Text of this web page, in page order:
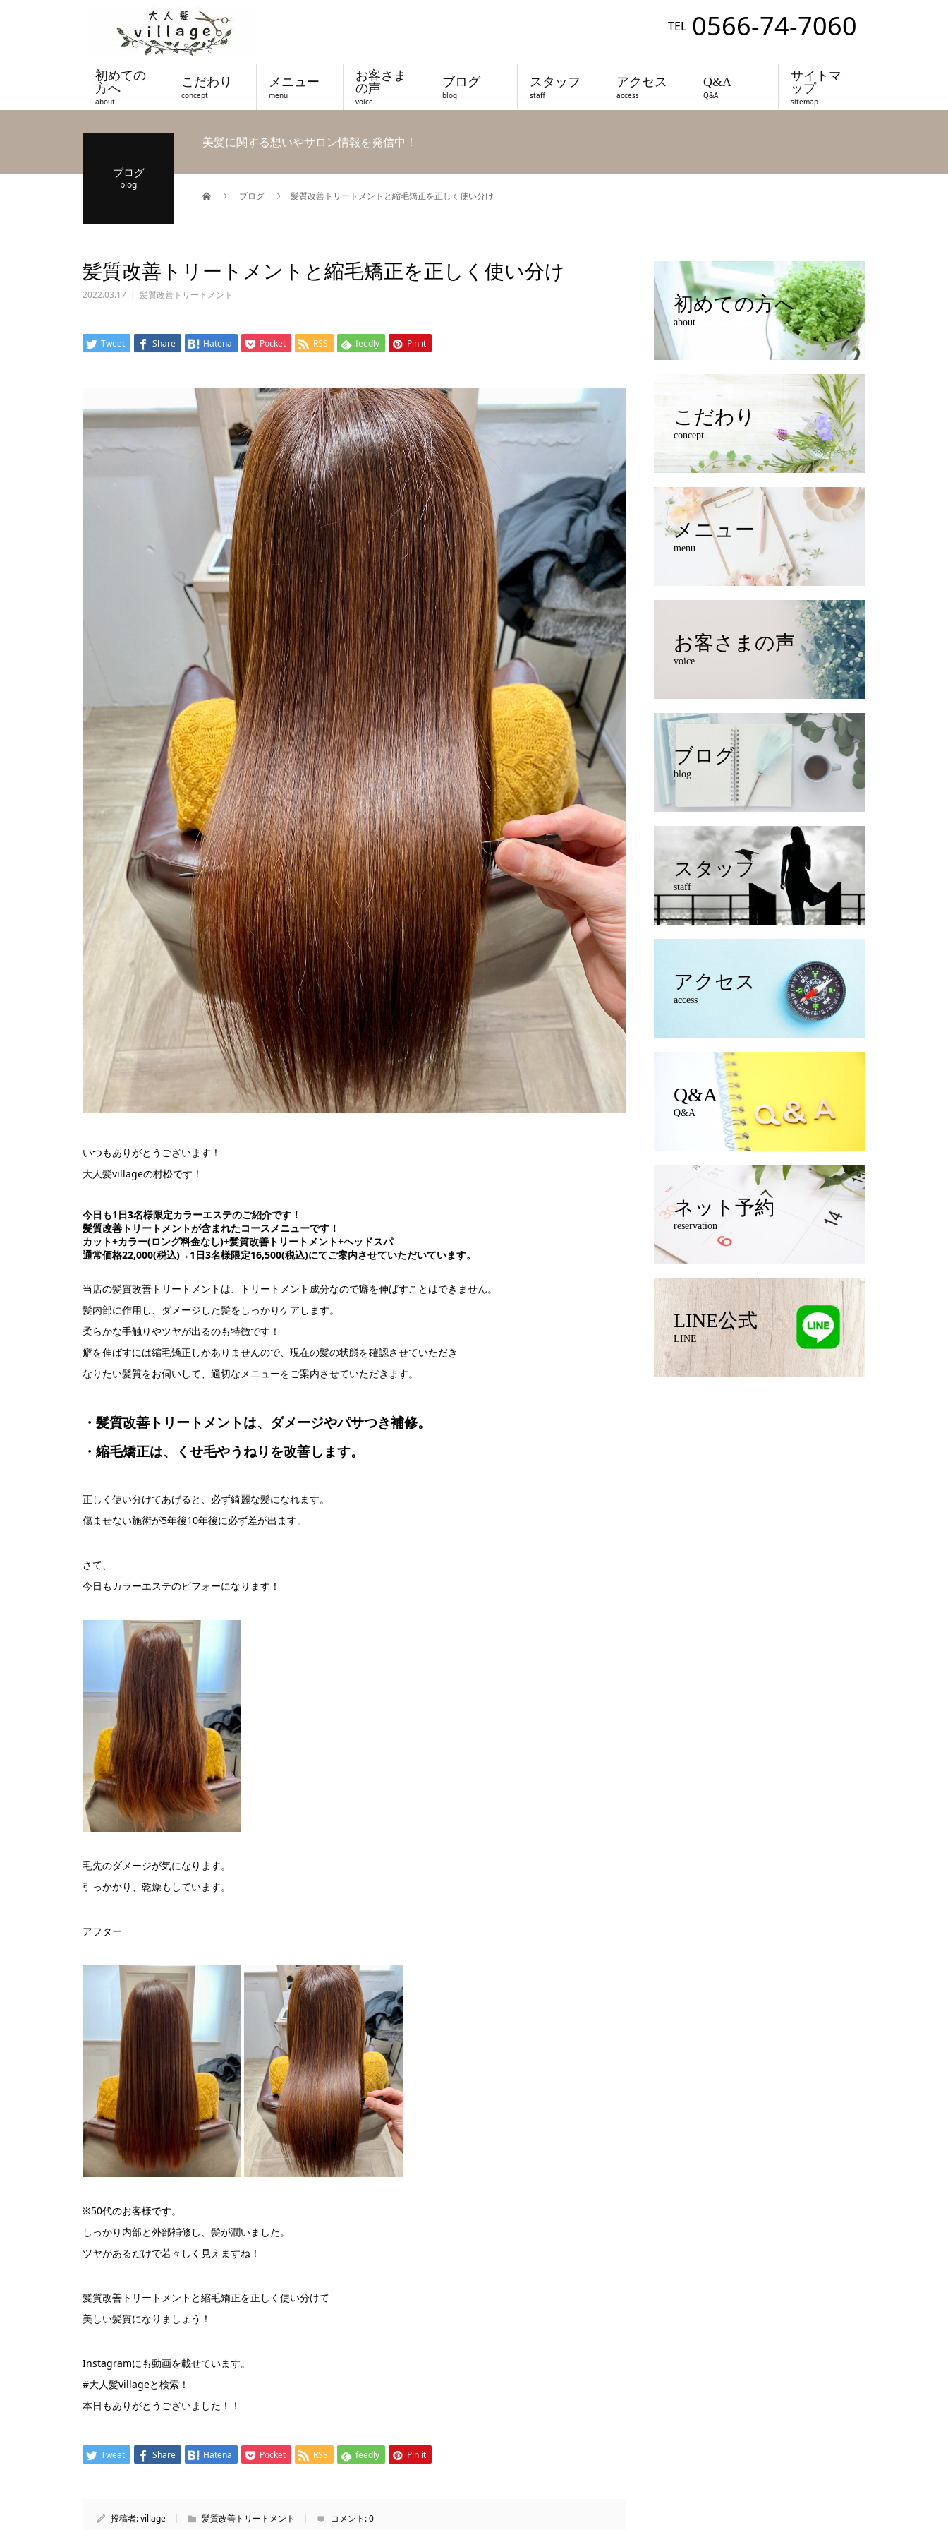
TEL 0566-74-7060
初めての
方へ
about
こだわり
concept
メニュー
menu
お客さま
の声
voice
ブログ
blog
スタッフ
staff
アクセス
access
Q&A
Q&A
サイトマ
ップ
sitemap
ブログ
blog
美髪に関する想いやサロン情報を発信中！
ブログ 髪質改善トリートメントと縮毛矯正を正しく使い分け
髪質改善トリートメントと縮毛矯正を正しく使い分け
2022.03.17 髪質改善トリートメント
Tweet Share Hatena Pocket RSS feedly Pin it
いつもありがとうございます！
大人髪villageの村松です！
今日も1日3名様限定カラーエステのご紹介です！
髪質改善トリートメントが含まれたコースメニューです！
カット+カラー(ロング料金なし)+髪質改善トリートメント+ヘッドスパ
通常価格22,000(税込)→1日3名様限定16,500(税込)にてご案内させていただいています。
当店の髪質改善トリートメントは、トリートメント成分なので癖を伸ばすことはできません。
髪内部に作用し、ダメージした髪をしっかりケアします。
柔らかな手触りやツヤが出るのも特徴です！
癖を伸ばすには縮毛矯正しかありませんので、現在の髪の状態を確認させていただき
なりたい髪質をお伺いして、適切なメニューをご案内させていただきます。
・髪質改善トリートメントは、ダメージやパサつき補修。
・縮毛矯正は、くせ毛やうねりを改善します。
正しく使い分けてあげると、必ず綺麗な髪になれます。
傷ませない施術が5年後10年後に必ず差が出ます。
さて、
今日もカラーエステのビフォーになります！
毛先のダメージが気になります。
引っかかり、乾燥もしています。
アフター
※50代のお客様です。
しっかり内部と外部補修し、髪が潤いました。
ツヤがあるだけで若々しく見えますね！
髪質改善トリートメントと縮毛矯正を正しく使い分けて
美しい髪質になりましょう！
Instagramにも動画を載せています。
#大人髪villageと検索！
本日もありがとうございました！！
Tweet Share Hatena Pocket RSS feedly Pin it
投稿者:village 髪質改善トリートメント コメント:0
初めての方へ
about
こだわり
concept
メニュー
menu
お客さまの声
voice
ブログ
blog
スタッフ
staff
アクセス
access
Q&A
Q&A
ネット予約
reservation
LINE公式
LINE